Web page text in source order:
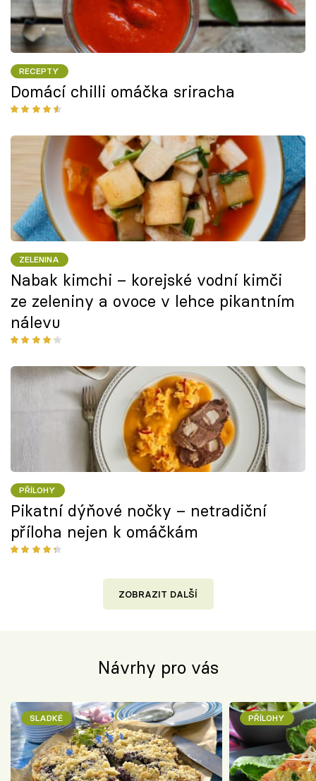
RECEPTY
Domácí chilli omáčka sriracha
ZELENINA
Nabak kimchi – korejské vodní kimči
ze zeleniny a ovoce v lehce pikantním
nálevu
PŘÍLOHY
Pikatní dýňové nočky – netradiční
příloha nejen k omáčkám
ZOBRAZIT DALŠÍ
Návrhy pro vás
SLADKÉ PŘÍLOHY